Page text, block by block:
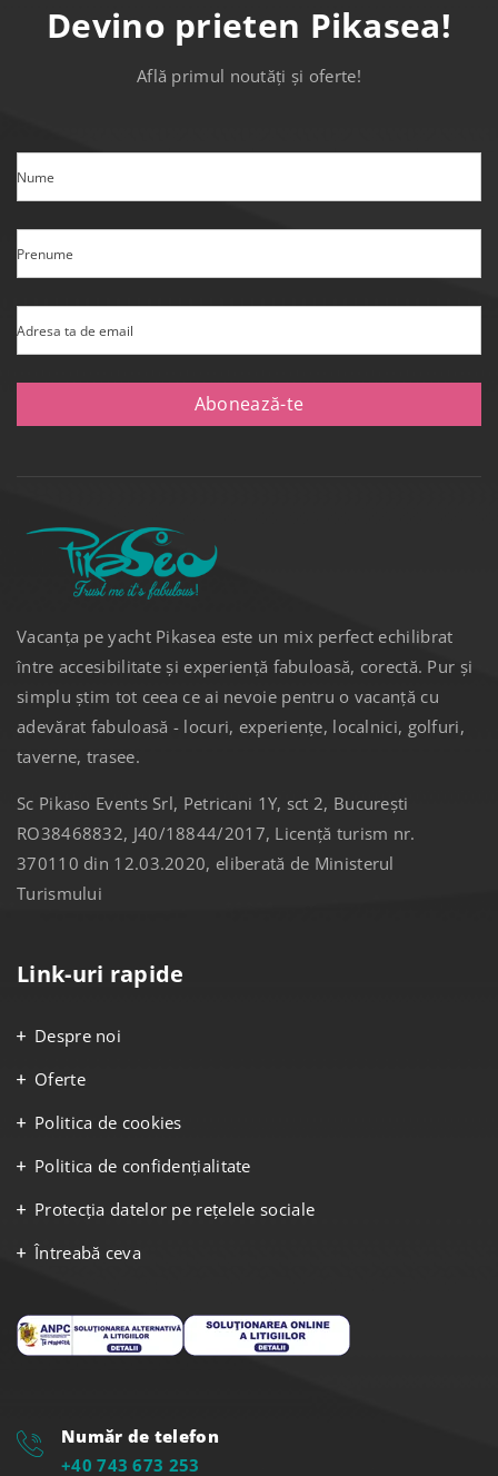
Devino prieten Pikasea!
Află primul noutăți și oferte!
Nume
Prenume
Adresa ta de email
Abonează-te
Vacanța pe yacht Pikasea este un mix perfect echilibrat
între accesibilitate și experiență fabuloasă, corectă. Pur și
simplu știm tot ceea ce ai nevoie pentru o vacanță cu
adevărat fabuloasă - locuri, experiențe, localnici, golfuri,
taverne, trasee.
Sc Pikaso Events Srl, Petricani 1Y, sct 2, București
RO38468832, J40/18844/2017, Licență turism nr.
370110 din 12.03.2020, eliberată de Ministerul
Turismului
Link-uri rapide
Despre noi
Oferte
Politica de cookies
Politica de confidențialitate
Protecția datelor pe rețelele sociale
Întreabă ceva
Număr de telefon
+40 743 673 253